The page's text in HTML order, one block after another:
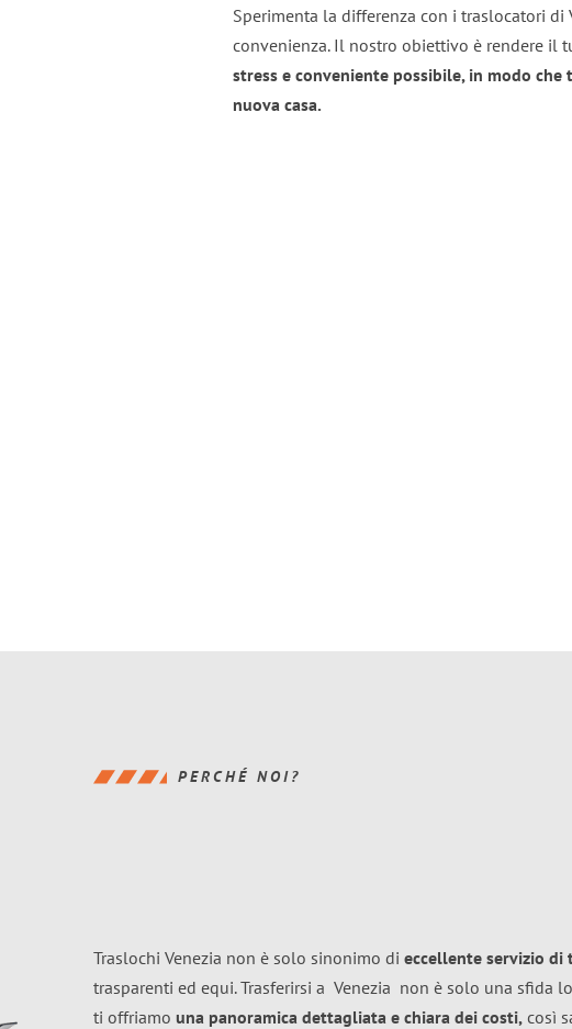
Sperimenta la differenza con i traslocatori
convenienza. Il nostro obiettivo è rendere il
stress e conveniente possibile, in modo
nuova casa.
PERCHÉ NOI?
Traslochi Venezia non è solo sinonimo di eccellente servizio di
trasparenti ed equi. Trasferirsi a Venezia non è solo una sfida
ti offriamo una panoramica dettagliata e chiara dei costi, così